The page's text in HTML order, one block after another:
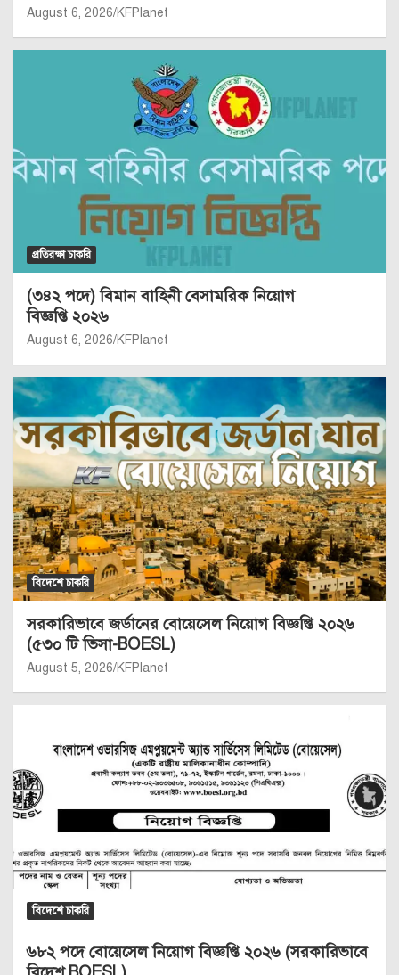
August 6, 2026 KFPlanet
প্রতিরক্ষা চাকরি
(৩৪২ পদে) বিমান বাহিনী বেসামরিক নিয়োগ
বিজ্ঞপ্তি ২০২৬
August 6, 2026 KFPlanet
বিদেশে চাকরি
সরকারিভাবে জর্ডানের বোয়েসেল নিয়োগ বিজ্ঞপ্তি ২০২৬
(৫৩০ টি ভিসা-BOESL)
August 5, 2026 KFPlanet
বিদেশে চাকরি
৬৮২ পদে বোয়েসেল নিয়োগ বিজ্ঞপ্তি ২০২৬ (সরকারিভাবে